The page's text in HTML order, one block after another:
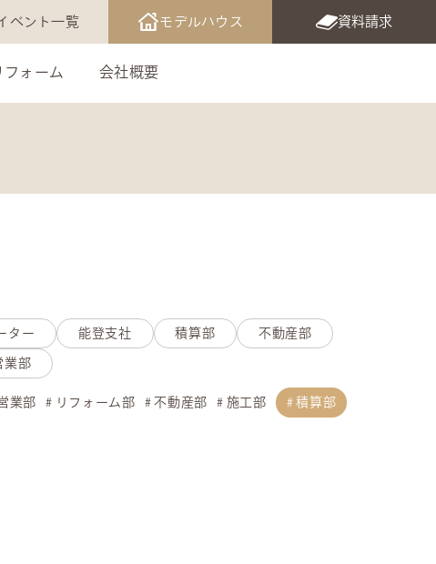
ベント一覧 モデルハウス 資料請求
フォーム 会社概要
ター 能登支社 積算部 不動産部
業部
業部 リフォーム部 不動産部 施工部 積算部